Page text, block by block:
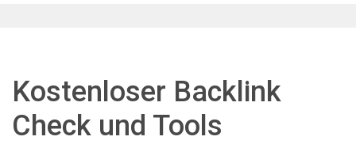
Kostenloser Backlink
Check und Tools